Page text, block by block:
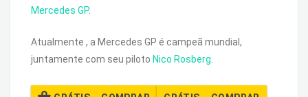
Mercedes GP.
Atualmente , a Mercedes GP é campeã mundial,
juntamente com seu piloto Nico Rosberg